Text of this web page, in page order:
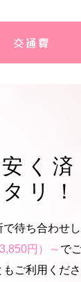
交通費
く済
リ！
待ち合わせ
円）～ で
ご利用くださ